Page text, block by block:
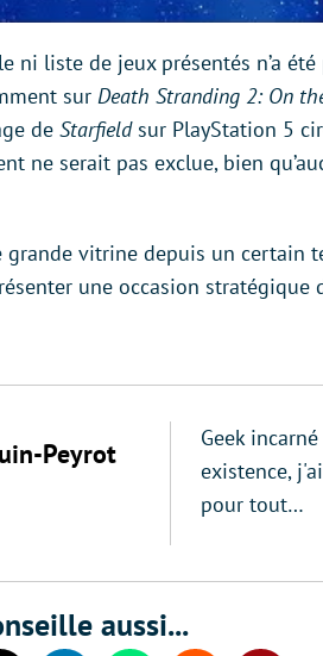
liste de jeux présentés n’a
sur Death Stranding 2: On
de Starfieldsur PlayStation 5
ne serait pas exclue, bien
grande vitrine depuis un certain
une occasion stratégique
Peyrot
Geek
existence,
pour tout…
aussi...